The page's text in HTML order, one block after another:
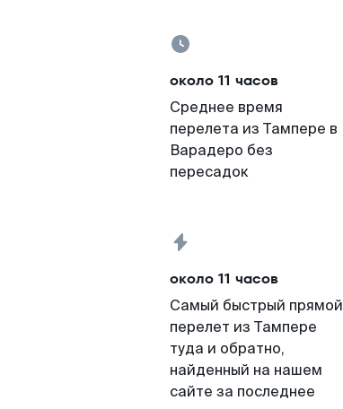
около 11 часов
Среднее время
перелета из Тампере в
Варадеро без
пересадок
около 11 часов
Самый быстрый прямой
перелет из Тампере
туда и обратно,
найденный на нашем
сайте за последнее